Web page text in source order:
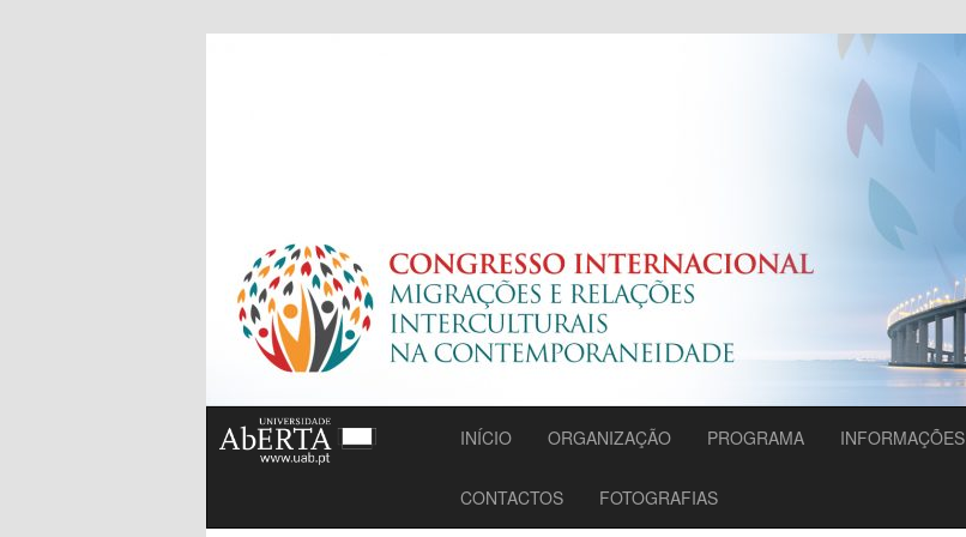
Congresso – Migrações e Relações
Interculturais na Contemporaneidade
INÍCIO ORGANIZAÇÃO PROGRAMA INFORMAÇÕES
CONTACTOS FOTOGRAFIAS